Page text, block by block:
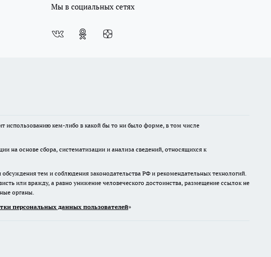
Мы в социальных сетях
использованию кем-либо в какой бы то ни было форме, в том числе
основе сбора, систематизации и анализа сведений, относящихся к
тем и соблюдения законодательства РФ и рекомендательных технологий.
или вражду, а равно унижение человеческого достоинства, размещение ссылок не
органы.
персональных данных пользователей»